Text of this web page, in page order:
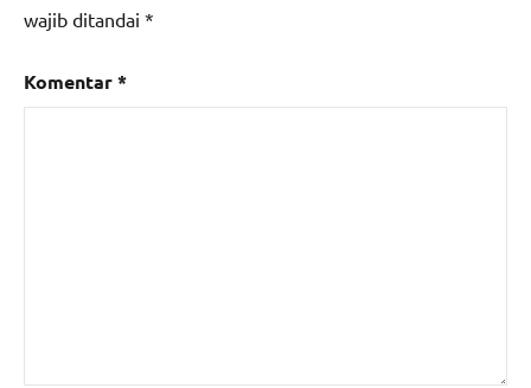
wajib ditandai *
Komentar*